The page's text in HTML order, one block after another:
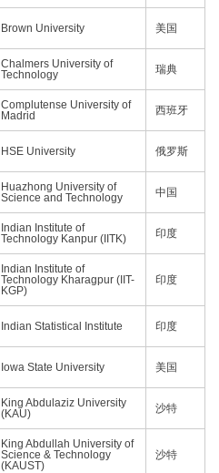
Brown University 美国
Chalmers University of
Technology
瑞典
Complutense University of
Madrid
西班牙
HSE University 俄罗斯
Huazhong University of
Science and Technology
中国
Indian Institute of
Technology Kanpur (IITK)
印度
Indian Institute of
Technology Kharagpur (IIT-
KGP)
印度
Indian Statistical Institute 印度
Iowa State University 美国
King Abdulaziz University
(KAU)
沙特
King Abdullah University of
Science & Technology
(KAUST)
沙特